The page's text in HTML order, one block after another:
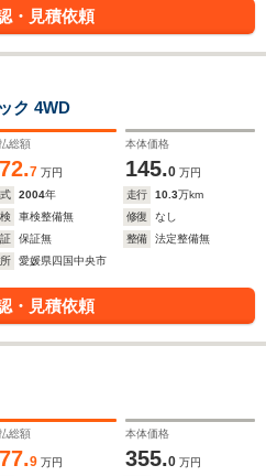
・見積依頼
ク 4WD
総額
7 万円
本体価格
145.0 万円
2004年 走行 10.3万km
車検整備無 修復
なし
保証無 整備
法定整備無
愛媛県四国中央市
・見積依頼
総額
9 万円
本体価格
355.0 万円